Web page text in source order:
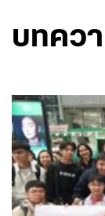
บทคว